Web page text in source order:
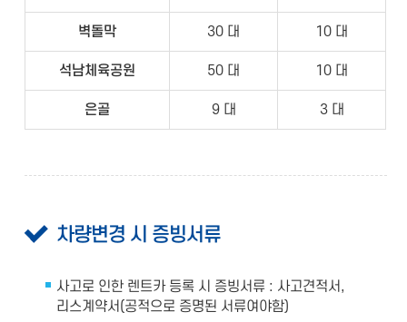
벽돌막 30 대 10 대
석남체육공원 50 대 10 대
은골 9 대 3 대
차량변경 시 증빙서류
사고로 인한 렌트카 등록 시 증빙서류 : 사고견적서,
리스계약서(공적으로 증명된 서류여야함)